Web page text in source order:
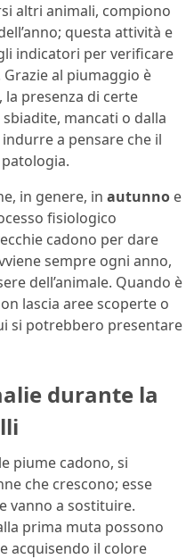
altri animali, compiono
questa attività e
indicatori per verificare
al piumaggio è
la presenza di certe
sbiadite, mancati o dalla
a pensare che il
in genere, in autunno e
fisiologico
cadono per dare
sempre ogni anno,
dell’animale. Quando è
lascia aree scoperte o
si potrebbero presentare
durante la
piume cadono, si
che crescono; esse
vanno a sostituire.
prima muta possono
acquisendo il colore